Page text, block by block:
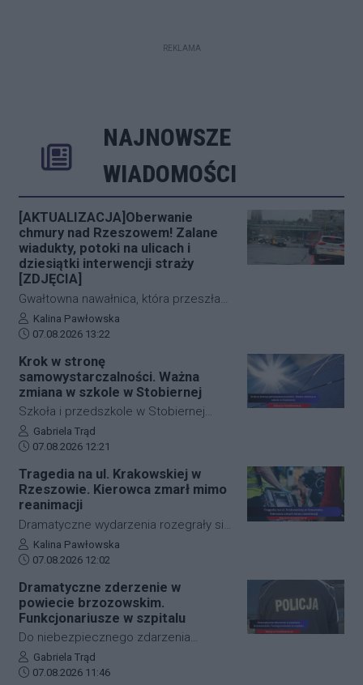
REKLAMA
NAJNOWSZE
WIADOMOŚCI
[AKTUALIZACJA]Oberwanie
chmury nad Rzeszowem! Zalane
wiadukty, potoki na ulicach i
dziesiątki interwencji straży
[ZDJĘCIA]
Gwałtowna nawałnica, która przeszła
nad Rzeszowem tuż po godzinie 12:00,
w kilka minut sparaliżowała ruch w
rwące potoki ulice, zalane wiadukty i
wybijające studzienki kanalizacyjne
odcięły od świata kluczowe arterie.
Podkarpaccy strażacy wyjeżdżali do
akcji już blisko 70 razy! Mamy dla Was
Autor artykułu:
Kalina Pawłowska
Data dodania artykułu:
07.08.2026 13:22
Krok w stronę
samowystarczalności. Ważna
zmiana w szkole w Stobiernej
Szkoła i przedszkole w Stobiernej
przejdą technologiczną transformację,
która znacząco wpłynie na budżet
Trzebownisko oficjalnie
przypieczętowała umowę z wykonawcą
na realizację nowoczesnego systemu
zasilania. Dzięki nowej inwestycji
placówka nie tylko ograniczy pobór
bezpieczeństwo energetyczne.
Autor artykułu:
Gabriela Trąd
Data dodania artykułu:
07.08.2026 12:21
Tragedia na ul. Krakowskiej w
Rzeszowie. Kierowca zmarł mimo
reanimacji
Dramatyczne wydarzenia rozegrały się
w piątkowy poranek na jednej z
najważniejszych arterii
samochodu osobowego
prawdopodobnie doznał nagłego
zatrzymania krążenia w trakcie jazdy.
Mimo błyskawicznej reakcji patroli
policji, strażaków oraz ratowników
Autor artykułu:
Kalina Pawłowska
Data dodania artykułu:
07.08.2026 12:02
Dramatyczne zderzenie w
powiecie brzozowskim.
Funkcjonariusze w szpitalu
Do niebezpiecznego zdarzenia
drogowego doszło w piątek rano w
Starej Wsi (powiat brzozowski). W
Autor artykułu:
Gabriela Trąd
Data dodania artykułu:
07.08.2026 11:46